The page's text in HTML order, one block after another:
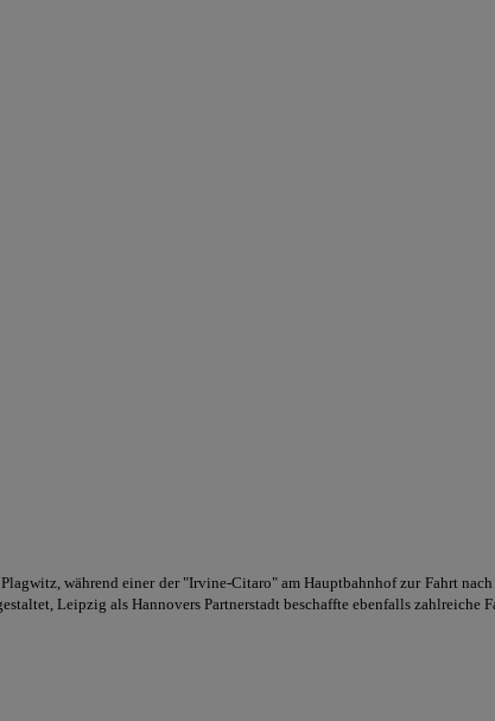
während einer der "Irvine-Citaro" am Hauptbahnhof zur Fahrt
Leipzig als Hannovers Partnerstadt beschaffte ebenfalls zahlreiche